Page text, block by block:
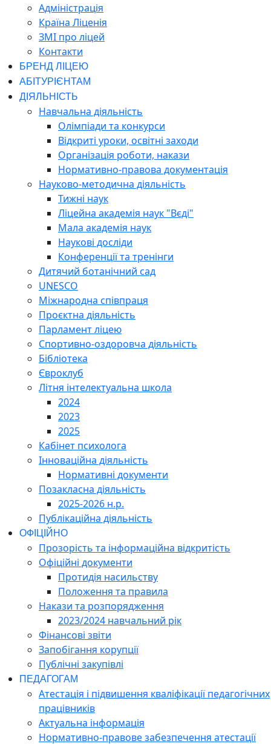
Адміністрація
Країна Ліценія
ЗМІ про ліцей
Контакти
БРЕНД ЛІЦЕЮ
АБІТУРІЄНТАМ
ДІЯЛЬНІСТЬ
Навчальна діяльність
Олімпіади та конкурси
Відкриті уроки, освітні заходи
Організація роботи, накази
Нормативно-правова документація
Науково-методична діяльність
Тижні наук
Ліцейна академія наук "Вєді"
Мала академія наук
Наукові досліди
Конференції та тренінги
Дитячий ботанічний сад
UNESCO
Міжнародна співпраця
Проєктна діяльність
Парламент ліцею
Спортивно-оздоровча діяльність
Бібліотека
Євроклуб
Літня інтелектуальна школа
2024
2023
2025
Кабінет психолога
Інноваційна діяльність
Нормативні документи
Позакласна діяльність
2025-2026 н.р.
Публікаційна діяльність
ОФІЦІЙНО
Прозорість та інформаційна відкритість
Офіційні документи
Протидія насильству
Положення та правила
Накази та розпорядження
2023/2024 навчальний рік
Фінансові звіти
Запобігання корупції
Публічні закупівлі
ПЕДАГОГАМ
Атестація і підвишення кваліфікації педагогічних
працівників
Актуальна інформація
Нормативно-правове забезпечення атестації